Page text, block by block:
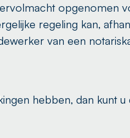
opgenomen
regeling kan,
van een
hebben, dan kunt